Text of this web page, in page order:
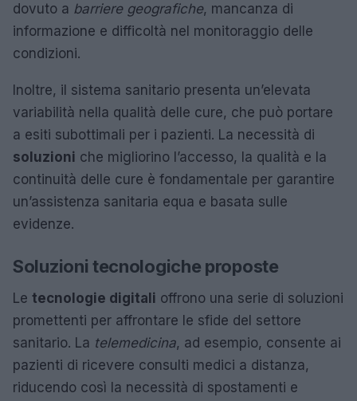
dovuto a barriere geografiche, mancanza di
informazione e difficoltà nel monitoraggio delle
condizioni.
Inoltre, il sistema sanitario presenta un’elevata
variabilità nella qualità delle cure, che può portare
a esiti subottimali per i pazienti. La necessità di
soluzioni che migliorino l’accesso, la qualità e la
continuità delle cure è fondamentale per garantire
un’assistenza sanitaria equa e basata sulle
evidenze.
Soluzioni tecnologiche proposte
Le tecnologie digitali offrono una serie di soluzioni
promettenti per affrontare le sfide del settore
sanitario. La telemedicina, ad esempio, consente ai
pazienti di ricevere consulti medici a distanza,
riducendo così la necessità di spostamenti e